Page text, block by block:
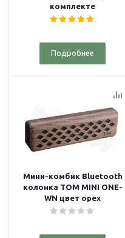
комплекте
Подробнее
Мини-комбик Bluetooth
колонка TOM MINI ONE-
WN цвет орех